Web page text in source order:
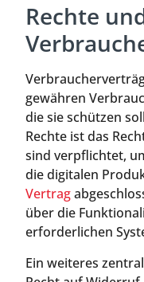
Rechte
gewähren
die sie schützen
Rechte ist das
sind verpflichtet,
die digitalen
Vertrag
über die
erforderlichen
Ein weiteres